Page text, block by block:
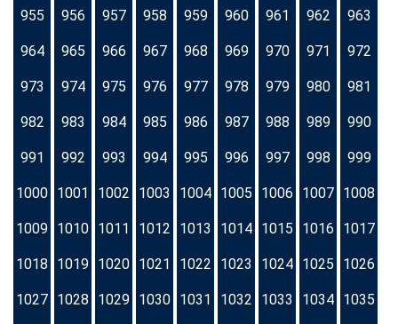
955 956 957 958 959 960 961 962 963
964 965 966 967 968 969 970 971 972
973 974 975 976 977 978 979 980 981
982 983 984 985 986 987 988 989 990
991 992 993 994 995 996 997 998 999
1000 1001 1002 1003 1004 1005 1006 1007 1008
1009 1010 1011 1012 1013 1014 1015 1016 1017
1018 1019 1020 1021 1022 1023 1024 1025 1026
1027 1028 1029 1030 1031 1032 1033 1034 1035